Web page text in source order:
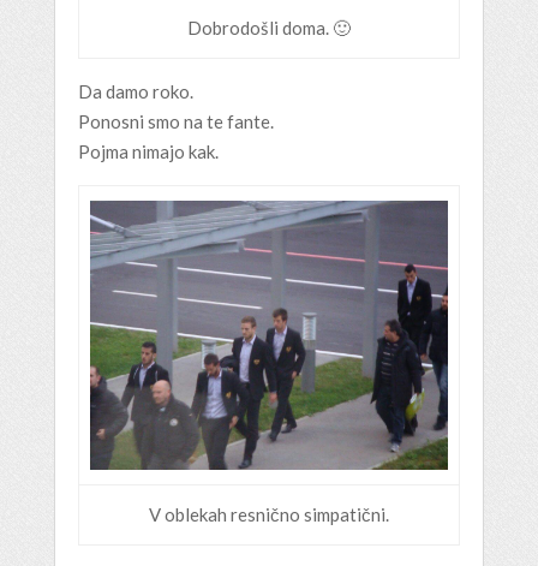
Dobrodošli doma. 🙂
Da damo roko.
Ponosni smo na te fante.
Pojma nimajo kak.
V oblekah resnično simpatični.